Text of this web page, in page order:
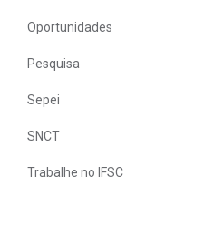
Oportunidades
Pesquisa
Sepei
SNCT
Trabalhe no IFSC